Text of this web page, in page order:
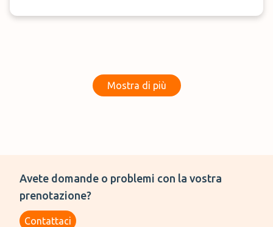
Mostra di più
Avete domande o problemi con la vostra
prenotazione?
Contattaci